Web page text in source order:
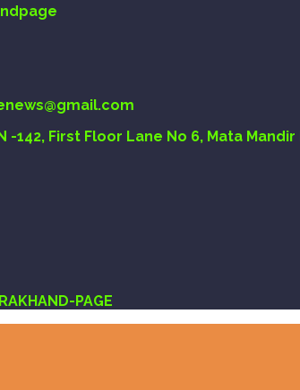
-142, First Floor Lane No 6, Mata
PAGE